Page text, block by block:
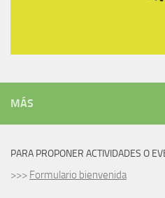
MÁS
PARA PROPONER ACTIVIDADES O
>>> Formulario bienvenida